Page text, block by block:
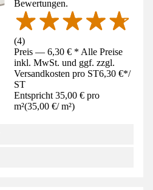
Bewertungen.
(4)
Preis — 6,30 € * Alle Preise
inkl. MwSt. und ggf. zzgl.
Versandkosten pro ST6,30 €*/
ST
Entspricht 35,00 € pro
m²(35,00 €/ m²)